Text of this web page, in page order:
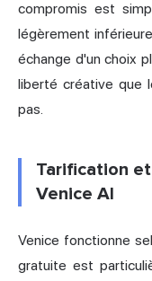
compromis est
légèrement
échange d'un choix
liberté créative que
pas.
Tarification
Venice AI
Venice fonctionne
gratuite est